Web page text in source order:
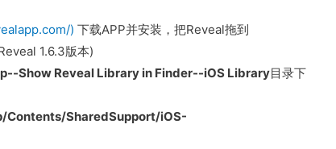
) 下载APP并安装，把Reveal拖到
1.6.3版本)
Show Reveal Library in Finder--iOS Library目录下
Contents/SharedSupport/iOS-